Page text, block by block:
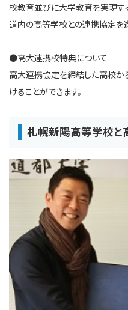
校教育並びに大学教育を実現す
道内の高等学校との連携協定を
●高大連携校特典について
高大連携協定を締結した高校か
けることができます。
札幌新陽高等学校と